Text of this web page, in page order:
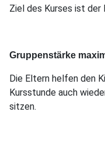
Ziel des Kurses ist der
Gruppenstärke
Die Eltern helfen den
Kursstunde auch
sitzen.